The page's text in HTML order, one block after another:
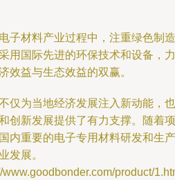
子材料产业过程中，注重绿色制造
用国际先进的环保技术和设备，力
效益与生态效益的双赢。
仅为当地经济发展注入新动能，也
创新发展提供了有力支撑。随着项
内重要的电子专用材料研发和生产
发展。
product/